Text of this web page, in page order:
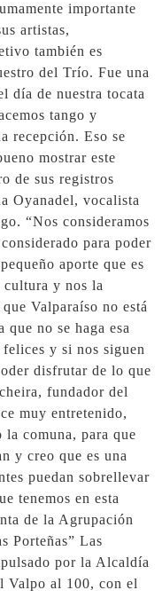
importante
artistas,
también es
del Trío. Fue una
día de nuestra tocata
tango y
recepción. Eso se
mostrar este
de sus registros
Oyanadel, vocalista
“Nos consideramos
para poder
aporte que es
cultura y nos la
Valparaíso no está
que no se haga esa
y si nos siguen
disfrutar de lo que
fundador del
muy entretenido,
la comuna, para que
y creo que es una
puedan sobrellevar
tenemos en esta
de la Agrupación
Porteñas” Las
por la Alcaldía
Valpo al 100, con el